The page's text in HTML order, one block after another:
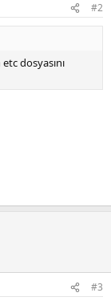
#2
dosyasını
#3